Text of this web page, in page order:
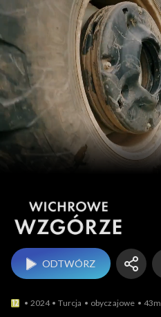
ODTWÓRZ
2024 Turcja obyczajowe 43m